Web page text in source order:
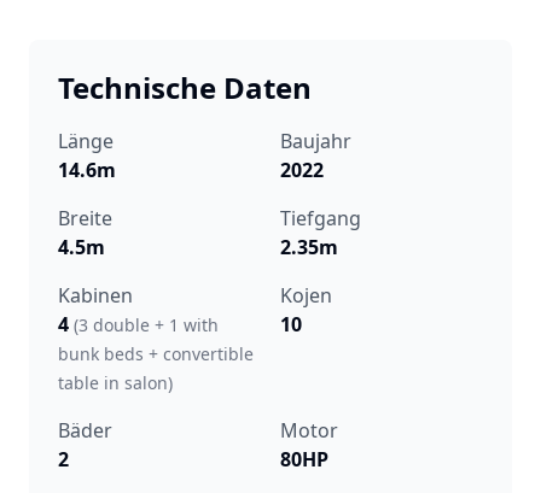
Technische Daten
Länge
14.6m
Baujahr
2022
Breite
4.5m
Tiefgang
2.35m
Kabinen
4 (3 double + 1 with
bunk beds + convertible
table in salon)
Kojen
10
Bäder
2
Motor
80HP